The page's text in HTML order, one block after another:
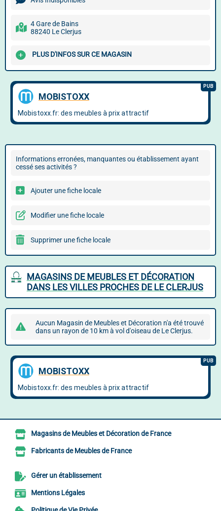
4 Gare de Bains
88240 Le Clerjus
PLUS D'INFOS SUR CE MAGASIN
Informations erronées, manquantes ou établissement ayant
cessé ses activités ?
Ajouter une fiche locale
Modifier une fiche locale
Supprimer une fiche locale
MAGASINS DE MEUBLES ET DÉCORATION
DANS LES VILLES PROCHES DE LE CLERJUS
Aucun Magasin de Meubles et Décoration n'a été trouvé
dans un rayon de 10 km à vol d'oiseau de Le Clerjus.
Magasins de Meubles et Décoration de France
Fabricants de Meubles de France
Gérer un établissement
Mentions Légales